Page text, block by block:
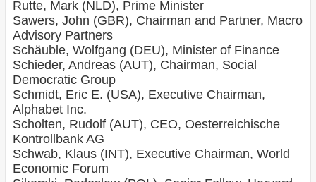
Rutte, Mark (NLD), Prime Minister
Sawers, John (GBR), Chairman and Partner, Macro
Advisory Partners
Schäuble, Wolfgang (DEU), Minister of Finance
Schieder, Andreas (AUT), Chairman, Social
Democratic Group
Schmidt, Eric E. (USA), Executive Chairman,
Alphabet Inc.
Scholten, Rudolf (AUT), CEO, Oesterreichische
Kontrollbank AG
Schwab, Klaus (INT), Executive Chairman, World
Economic Forum